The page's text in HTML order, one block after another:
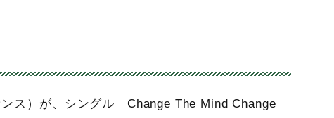
ス）が、シングル「Change The Mind Change